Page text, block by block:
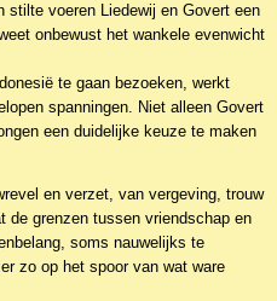
stilte voeren Liedewij en Govert een
onbewust het wankele evenwicht
te gaan bezoeken, werkt
spanningen. Niet alleen Govert
een duidelijke keuze te maken
en verzet, van vergeving, trouw
de grenzen tussen vriendschap en
soms nauwelijks te
zo op het spoor van wat ware